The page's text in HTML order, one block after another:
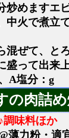
めますエ
火で煮立て
混ぜて、と
盛って出来
A塩分：g
の肉詰め
調味料ほか
薄力粉・適